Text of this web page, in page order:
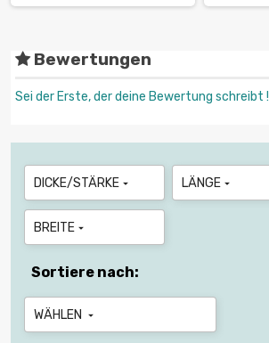
Bewertungen
Sei der Erste, der deine Bewertung schreibt !
DICKE/STÄRKE  LÄNGE 
BREITE 
Sortiere nach:
WÄHLEN 